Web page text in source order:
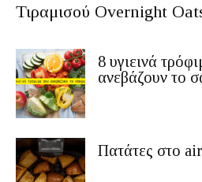
Τιραμισού Overnight
8 υγιεινά
ανεβάζουν το
Πατάτες στο